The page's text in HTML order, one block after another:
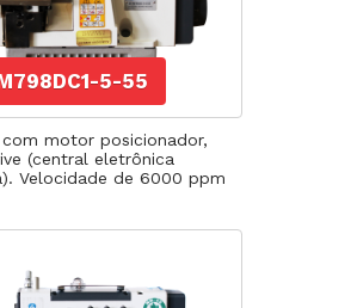
5-55
motor posicionador,
(central eletrônica
Velocidade de 6000 ppm